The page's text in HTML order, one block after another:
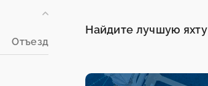
Найдите лучшую яхту